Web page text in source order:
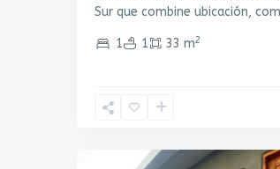
Sur que combine ubicación,
1 1 33 m2
Cerro